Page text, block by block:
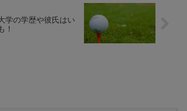
学の学歴や彼氏はい
！